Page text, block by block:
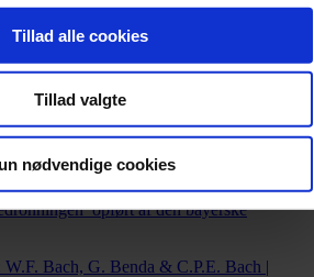
Tillad alle cookies
Tillad valgte
nødvendige cookies
i København 2019 blev Hans
opført af den bayerske